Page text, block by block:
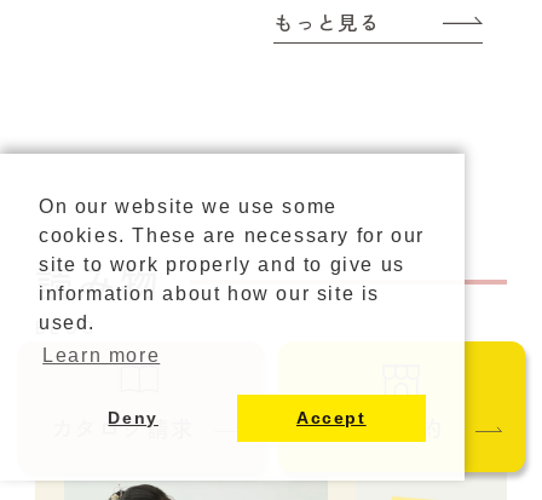
カタログ請求 ご来店予約
もっと見る
読み物
BLOG
On our website we use some
cookies. These are necessary for our
site to work properly and to give us
information about how our site is
used.
Learn more
Deny Accept